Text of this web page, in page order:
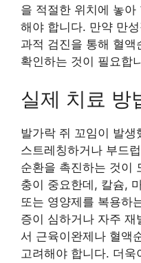
을 적절한 위치에 놓
해야 합니다. 만약 만
과적 검진을 통해 혈
확인하는 것이 필요합
실제 치료 방
발가락 쥐 꼬임이 발
스트레칭하거나 부드
순환을 촉진하는 것이
충이 중요한데, 칼슘,
또는 영양제를 복용하
증이 심하거나 자주 재
서 근육이완제나 혈액
고려해야 합니다. 더욱